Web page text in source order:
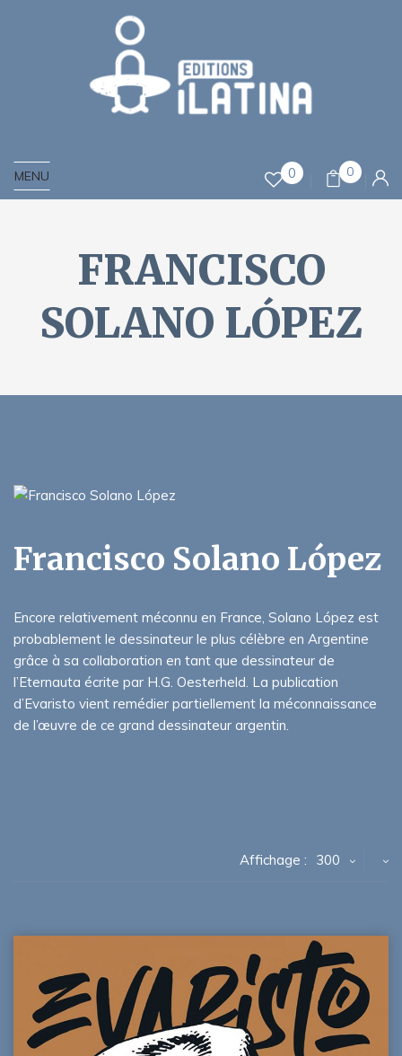
MENU 0 0
FRANCISCO
SOLANO LÓPEZ
Francisco Solano López
Encore relativement méconnu en France, Solano López est
probablement le dessinateur le plus célèbre en Argentine
grâce à sa collaboration en tant que dessinateur de
l’Eternauta écrite par H.G. Oesterheld. La publication
d’Evaristo vient remédier partiellement la méconnaissance
de l’œuvre de ce grand dessinateur argentin.
Affichage : 300